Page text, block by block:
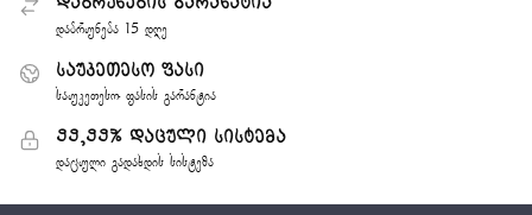
დაბრუნება 15 დღე
საუკეთესო ფასი
საუკეთესო ფასის გარანტია
99,99% დაცული სისტემა
დაცული გადახდის სისტემა